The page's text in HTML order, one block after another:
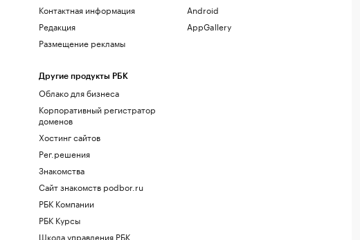
Контактная информация
Редакция
Размещение рекламы
Другие продукты РБК
Облако для бизнеса
Корпоративный регистратор
доменов
Хостинг сайтов
Рег.решения
Знакомства
Сайт знакомств podbor.ru
РБК Компании
РБК Курсы
Школа управления РБК
Android
AppGallery